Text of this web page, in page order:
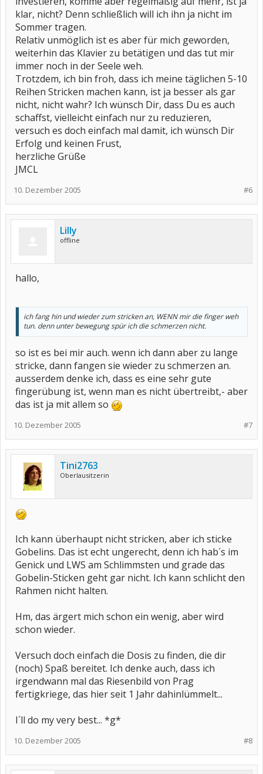
klar, nicht? Denn schließlich will ich ihn ja nicht im
Sommer tragen.
Relativ unmöglich ist es aber für mich geworden,
weiterhin das Klavier zu betätigen und das tut mir
immer noch in der Seele weh.
Trotzdem, ich bin froh, dass ich meine täglichen 5-10
Reihen Stricken machen kann, ist ja besser als gar
nicht, nicht wahr? Ich wünsch Dir, dass Du es auch
schaffst, vielleicht einfach nur zu reduzieren,
versuch es doch einfach mal damit, ich wünsch Dir
Erfolg und keinen Frust,
herzliche Grüße
JMCL
#6
10. Dezember 2005
Lilly
offline
hallo,
ich fang hin und wieder zum stricken an, WENN mir die finger weh
tun. denn unter bewegung spür ich die schmerzen nicht.
so ist es bei mir auch. wenn ich dann aber zu lange
stricke, dann fangen sie wieder zu schmerzen an.
ausserdem denke ich, dass es eine sehr gute
fingerübung ist, wenn man es nicht übertreibt,- aber
das ist ja mit allem so
#7
10. Dezember 2005
Tini2763
Oberlausitzerin
Ich kann überhaupt nicht stricken, aber ich sticke
Gobelins. Das ist echt ungerecht, denn ich hab´s im
Genick und LWS am Schlimmsten und grade das
Gobelin-Sticken geht gar nicht. Ich kann schlicht den
Rahmen nicht halten.
Hm, das ärgert mich schon ein wenig, aber wird
schon wieder.
Versuch doch einfach die Dosis zu finden, die dir
(noch) Spaß bereitet. Ich denke auch, dass ich
irgendwann mal das Riesenbild von Prag
fertigkriege, das hier seit 1 Jahr dahinlümmelt...
I´ll do my very best... *g*
#8
10. Dezember 2005